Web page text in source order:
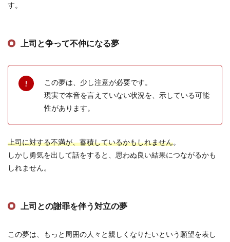
す。
上司と争って不仲になる夢
この夢は、少し注意が必要です。
現実で本音を言えていない状況を、示している可能
性があります。
上司に対する不満が、蓄積しているかもしれません。
しかし勇気を出して話をすると、思わぬ良い結果につながるかも
しれません。
上司との謝罪を伴う対立の夢
この夢は、もっと周囲の人々と親しくなりたいという願望を表し